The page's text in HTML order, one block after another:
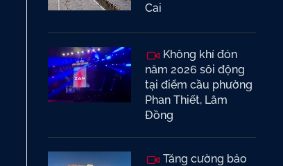
Cai
Không khí đón
năm 2026 sôi động
tại điểm cầu phường
Phan Thiết, Lâm
Đồng
Tăng cường bảo